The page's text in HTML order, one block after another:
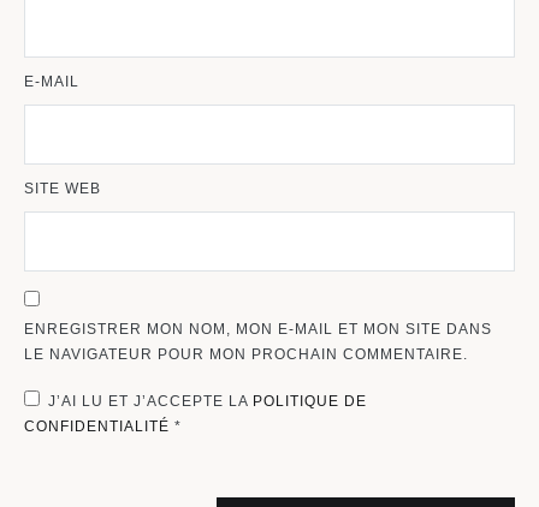
E-MAIL
SITE WEB
ENREGISTRER MON NOM, MON E-MAIL ET MON SITE DANS
LE NAVIGATEUR POUR MON PROCHAIN COMMENTAIRE.
J’AI LU ET J’ACCEPTE LA POLITIQUE DE
CONFIDENTIALITÉ *